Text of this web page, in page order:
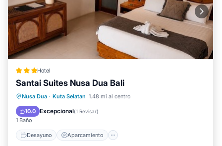
Hotel
Santai Suites Nusa Dua Bali
Nusa Dua · Kuta Selatan 1.48 mi al centro
10.0 Excepcional(1 Revisar)
1 Baño
Desayuno Aparcamiento
Desayuno Aparcamiento
Spa